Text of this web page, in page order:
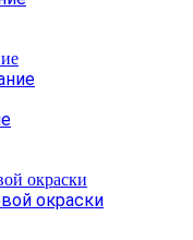
окраски